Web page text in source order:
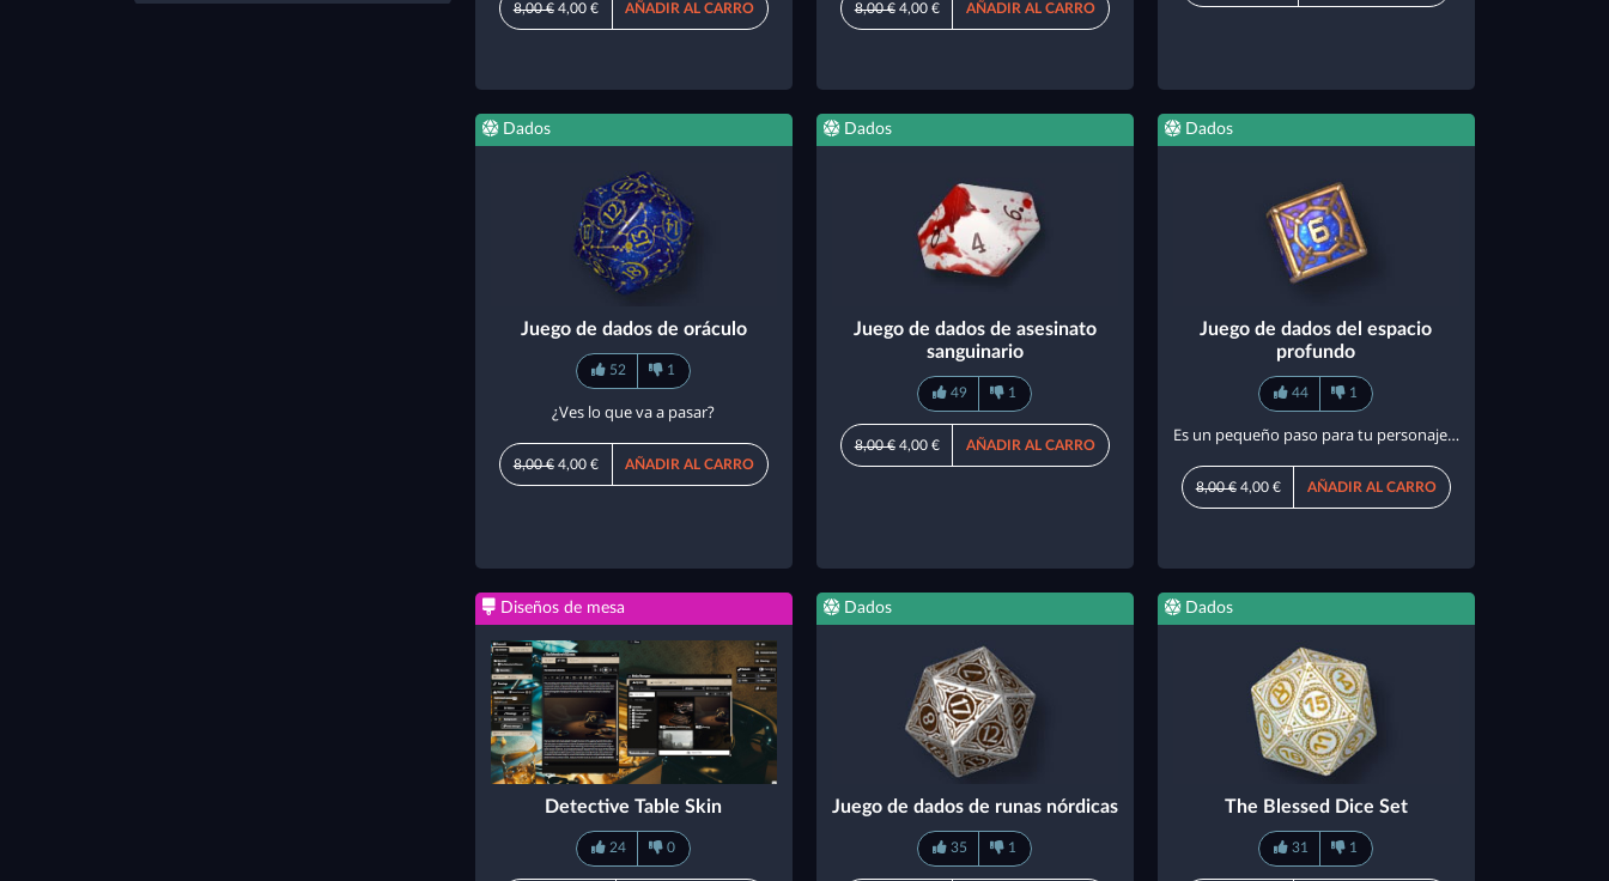
8,00 €4,00 € AÑADIR AL CARRO 8,00 €4,00 € AÑADIR AL CARRO
Dados
Juego de dados de oráculo
52 1
¿Ves lo que va a pasar?
8,00 €4,00 € AÑADIR AL CARRO
Dados
Juego de dados de asesinato
sanguinario
49 1
8,00 €4,00 € AÑADIR AL CARRO
Dados
Juego de dados del espacio
profundo
44 1
Es un pequeño paso para tu personaje…
8,00 €4,00 € AÑADIR AL CARRO
Diseños de mesa
Detective Table Skin
24 0
Dados
Juego de dados de runas nórdicas
35 1
Dados
The Blessed Dice Set
31 1